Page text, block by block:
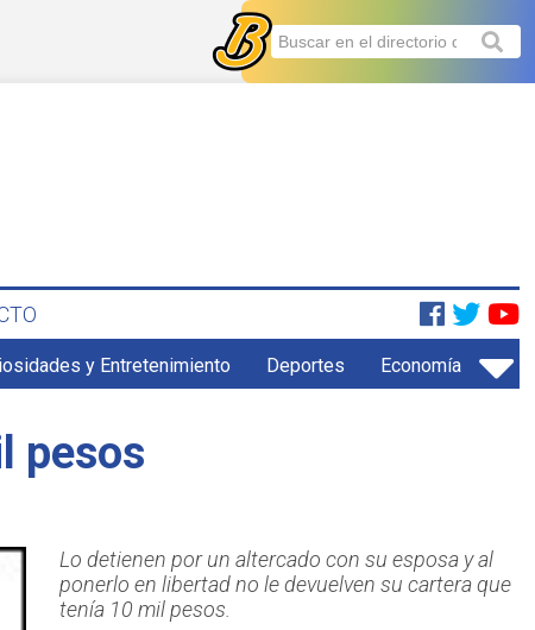
y Entretenimiento Deportes Economía
pesos
Lo detienen por un altercado con su esposa y al
ponerlo en libertad no le devuelven su cartera que
tenía 10 mil pesos.